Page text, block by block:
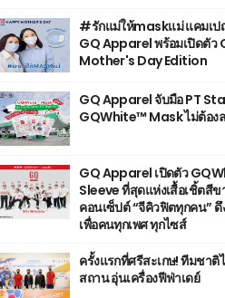
#รักแม่ให้maskแม่ แคมเ
GQ Apparel พร้อมเปิดตั
Mother's Day Edition
GQ Apparel จับมือ PT
GQWhite™ Mask ไม่ต้องล
GQ Apparel เปิดตัว
Sleeve ที่สุดแห่งเสื้อเชิ้ตสี
คอนเซ็ปต์ “จีคิวฟิตทุกคน”
เพื่อคนทุกเพศ ทุกไซส์
ครั้งแรกที่ศรีสะเกษ! ทีมชาติ
สถาน อุ่นเครื่องฟีฟ่าเดย์